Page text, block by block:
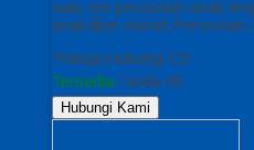
satu set perosotan anak
anak fiber murah Perosotan
*Harga Hubungi CS
Tersedia / kode 05
Hubungi Kami